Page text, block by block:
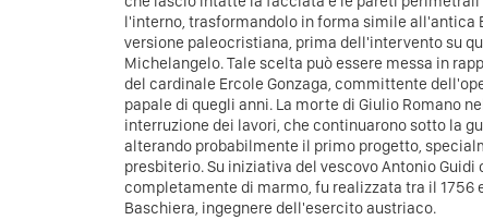
l'interno, trasformandolo in forma simile all'antica
versione paleocristiana, prima dell'intervento su
Michelangelo. Tale scelta può essere messa in
del cardinale Ercole Gonzaga, committente
papale di quegli anni. La morte di Giulio Romano
interruzione dei lavori, che continuarono sotto la
alterando probabilmente il primo progetto,
presbiterio. Su iniziativa del vescovo Antonio
completamente di marmo, fu realizzata tra il 1756
Baschiera, ingegnere dell'esercito austriaco.